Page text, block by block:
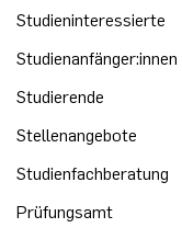
Studieninteressierte
Studienanfänger:innen
Studierende
Stellenangebote
Studienfachberatung
Prüfungsamt